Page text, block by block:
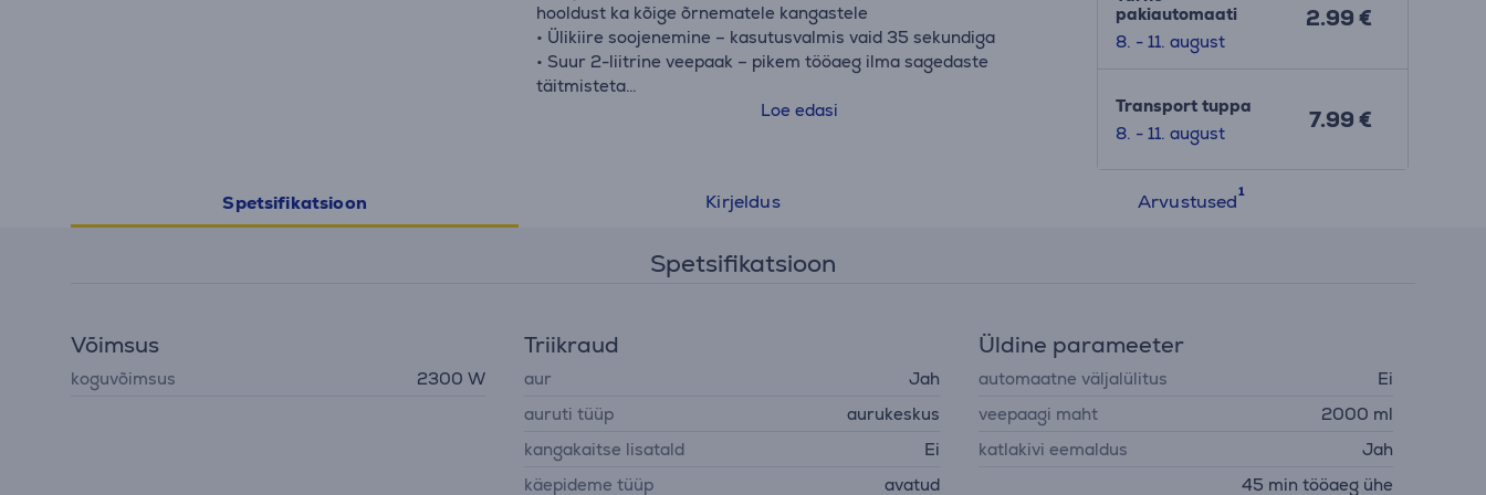
hooldust ka kõige õrnematele kangastele
• Ülikiire soojenemine – kasutusvalmis vaid 35 sekundiga
• Suur 2-liitrine veepaak – pikem tööaeg ilma sagedaste
täitmisteta
• Katlakivivastane süsteem – sisseehitatud äravool teeb
Loe edasi
pakiautomaati
8. - 11. august
2.99 €
Transport tuppa
8. - 11. august
7.99 €
Spetsifikatsioon Kirjeldus Arvustused
Spetsifikatsioon
Võimsus
koguvõimsus 2300 W
Triikraud
aur
Jah
auruti tüüp
aurukeskus
kangakaitse lisatald
Ei
käepideme tüüp
avatud
Üldine parameeter
automaatne väljalülitus
Ei
veepaagi maht
2000 ml
katlakivi eemaldus
Jah
45 min tööaeg ühe